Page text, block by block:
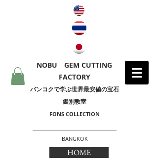
NOBU GEM CUTTING
FACTORY
​バンコクで学ぶ世界最安値の宝石
鑑別教室
FONS COLLECTION
BANGKOK
HOME